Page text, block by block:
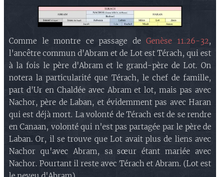
Comme le montre ce passage deGenèse 11.26-32,
l'ancêtre commun d'Abram et de Lot est Térach, qui est
à la fois le père d'Abram et le grand-père de Lot. On
notera la particularité que Térach, le chef de famille,
part d'Ur en Chaldée avec Abram et lot, mais pas avec
Nachor, père de Laban, et évidemment pas avec Haran
qui est déjà mort. La volonté de Térach est de se rendre
en Canaan, volonté qui n'est pas partagée par le père de
Laban. Or, il se trouve que Lot avait plus de liens avec
Nachor qu'avec Abram, sa sœur étant mariée avec
Nachor. Pourtant il reste avec Térach et Abram. (Lot est